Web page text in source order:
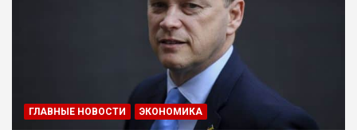
ГЛАВНЫЕ НОВОСТИ ЭКОНОМИКА